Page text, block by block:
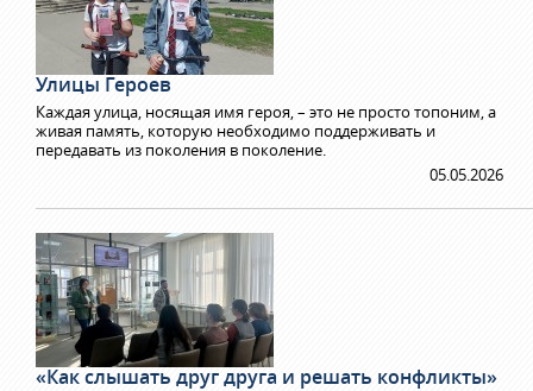
Улицы Героев
Каждая улица, носящая имя героя, – это не просто топоним, а
живая память, которую необходимо поддерживать и
передавать из поколения в поколение.
05.05.2026
«Как слышать друг друга и решать конфликты»